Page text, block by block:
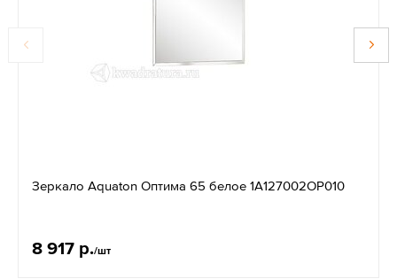
Зеркало Aquaton Оптима 65 белое 1A127002OP010
8 917 р./шт